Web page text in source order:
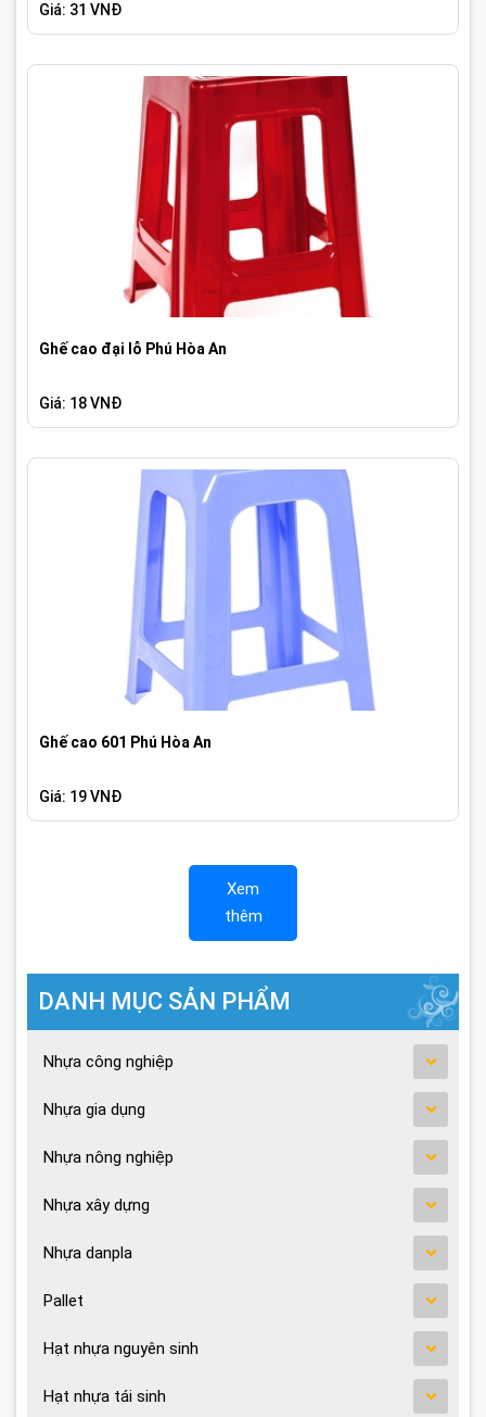
Giá: 31 VNĐ
Ghế cao đại lỗ Phú Hòa An
Giá: 18 VNĐ
Ghế cao 601 Phú Hòa An
Giá: 19 VNĐ
Xem
thêm
DANH MỤC SẢN PHẨM
Nhựa công nghiệp
Nhựa gia dụng
Nhựa nông nghiệp
Nhựa xây dựng
Nhựa danpla
Pallet
Hạt nhựa nguyên sinh
Hạt nhựa tái sinh